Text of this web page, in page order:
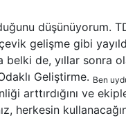
düşünüyorum.
gelişme gibi
de, yıllar sonra
Geliştirme. Ben
arttırdığını ve
herkesin